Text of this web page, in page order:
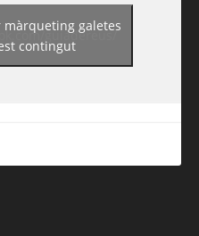
guiadereus/
màrqueting galetes
contingut